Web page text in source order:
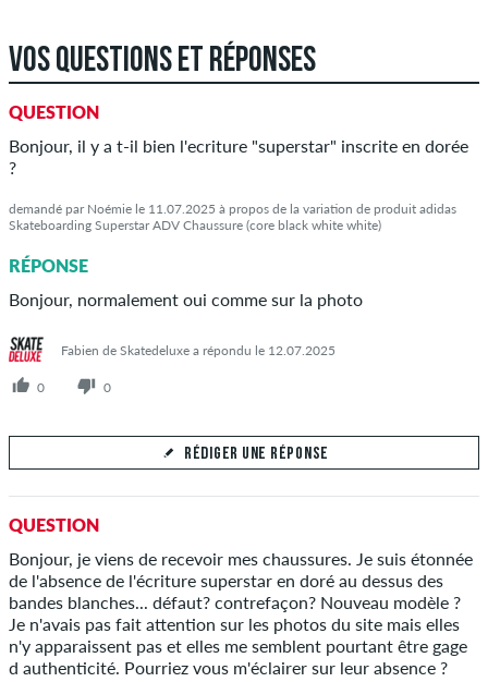
VOS QUESTIONS ET RÉPONSES
QUESTION
Bonjour, il y a t-il bien l'ecriture "superstar" inscrite en dorée
?
demandé par Noémie le 11.07.2025 à propos de la variation de produit adidas
Skateboarding Superstar ADV Chaussure (core black white white)
RÉPONSE
Bonjour, normalement oui comme sur la photo
Fabien de Skatedeluxe a répondu le 12.07.2025
0 0
RÉDIGER UNE RÉPONSE
Répondez à la question de Noémie ici
ENVOYER LA RÉPONSE
QUESTION
Bonjour, je viens de recevoir mes chaussures. Je suis étonnée
de l'absence de l'écriture superstar en doré au dessus des
bandes blanches... défaut? contrefaçon? Nouveau modèle ?
Je n'avais pas fait attention sur les photos du site mais elles
n'y apparaissent pas et elles me semblent pourtant être gage
d authenticité. Pourriez vous m'éclairer sur leur absence ?